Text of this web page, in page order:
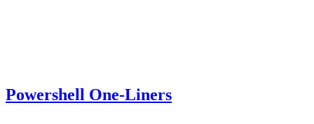
Powershell One-Liners